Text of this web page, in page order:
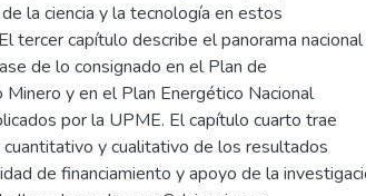
la ciencia y la tecnología en estos
tercer capítulo describe el panorama nacional
de lo consignado en el Plan de
Minero y en el Plan Energético Nacional
por la UPME. El capítulo cuarto trae
cuantitativo y cualitativo de los resultados
de financiamiento y apoyo de la